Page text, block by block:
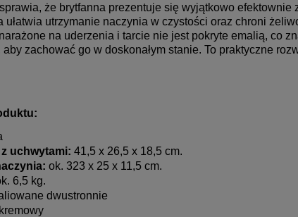
że brytfanna prezentuje się wyjątkowo
ułatwia utrzymanie naczynia w czystości oraz chroni
na uderzenia i tarcie nie jest pokryte emalią, co
zachować go w doskonałym stanie. To praktyczne
uchwytami: 41,5 x 26,5 x 18,5 cm.
ok. 323 x 25 x 11,5 cm.
6,5 kg.
dwustronnie
kremowy